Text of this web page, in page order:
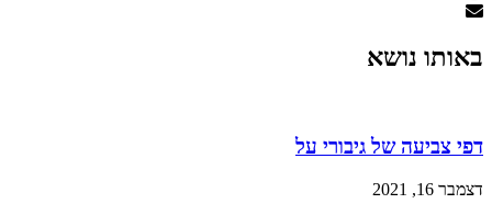
באותו נושא
דפי צביעה של גיבורי על
דצמבר 16, 2021